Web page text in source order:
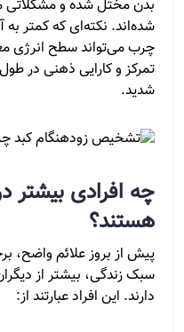
بدن مختل شده و مشکلاتی
شده‌اند. نکته‌ای که کمتر
چرب می‌تواند سطح انرژی
تمرکز و کارایی ذهنی در
شدید.
چه افرادی
هستند؟
پیش از بروز علائم واضح،
سبک زندگی، بیشتر از
دارند. این افراد عبارتند از: